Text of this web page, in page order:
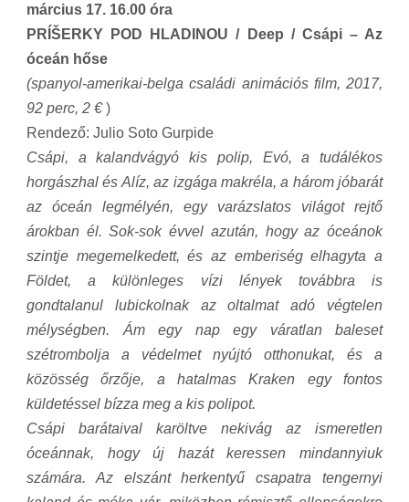
március 17. 16.00 óra
PRÍŠERKY POD HLADINOU / Deep / Csápi – Az
óceán hőse
(spanyol-amerikai-belga családi animációs film, 2017,
92 perc, 2 €)
Rendező: Julio Soto Gurpide
Csápi, a kalandvágyó kis polip, Evó, a tudálékos
horgászhal és Alíz, az izgága makréla, a három jóbarát
az óceán legmélyén, egy varázslatos világot rejtő
árokban él. Sok-sok évvel azután, hogy az óceánok
szintje megemelkedett, és az emberiség elhagyta a
Földet, a különleges vízi lények továbbra is
gondtalanul lubickolnak az oltalmat adó végtelen
mélységben. Ám egy nap egy váratlan baleset
szétrombolja a védelmet nyújtó otthonukat, és a
közösség őrzője, a hatalmas Kraken egy fontos
küldetéssel bízza meg a kis polipot.
Csápi barátaival karöltve nekivág az ismeretlen
óceánnak, hogy új hazát keressen mindannyiuk
számára. Az elszánt herkentyű csapatra tengernyi